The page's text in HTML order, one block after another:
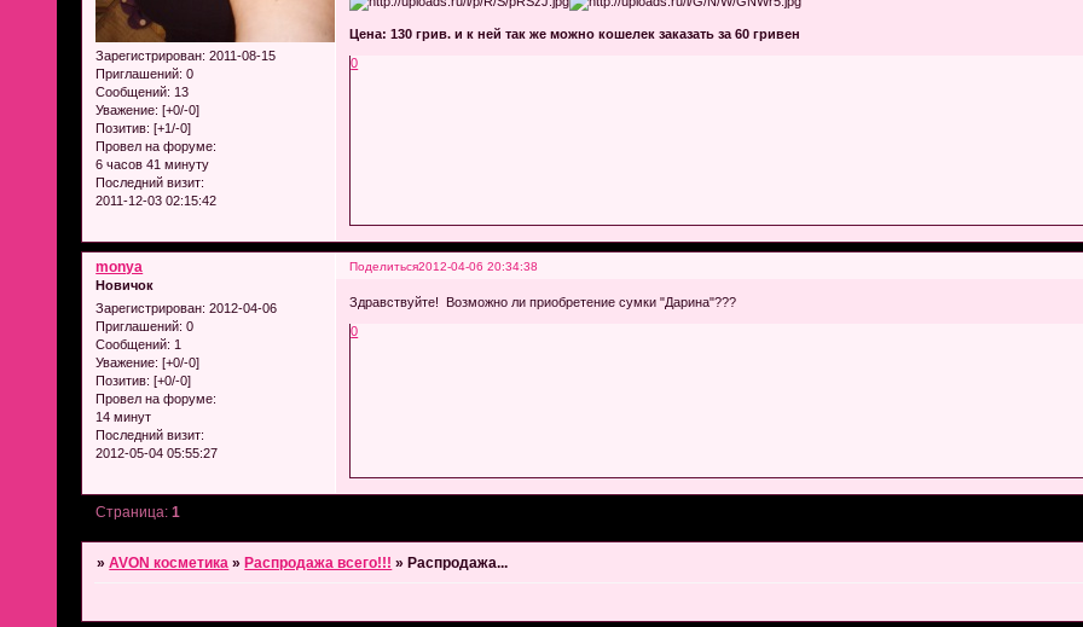
Зарегистрирован: 2011-08-15
Приглашений: 0
Сообщений: 13
Уважение: [+0/-0]
Позитив: [+1/-0]
Провел на форуме:
6 часов 41 минуту
Последний визит:
2011-12-03 02:15:42
Цена: 130 грив. и к ней так же можно кошелек заказать за 60 гривен
0
Поделиться2012-04-06 20:34:38
monya
Новичок
Зарегистрирован: 2012-04-06
Приглашений: 0
Сообщений: 1
Уважение: [+0/-0]
Позитив: [+0/-0]
Провел на форуме:
14 минут
Последний визит:
2012-05-04 05:55:27
Здравствуйте! Возможно ли приобретение сумки "Дарина"???
0
Страница:1
»AVON косметика » Распродажа всего!!! » Распродажа...